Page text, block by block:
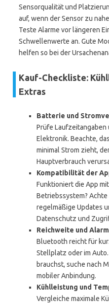
Sensorqualität und
auf, wenn der Sensor zu
Teste Alarme vor längeren
Schwellenwerte an. Gute
helfen so bei der
Kauf-Checkliste:
Extras
Batterie und
Prüfe Laufzeitangaben
Elektronik. Beachte,
minimal Strom zieht,
Hauptverbrauch
Kompatibilität der
Funktioniert die App
Betriebssystem?
regelmäßige Updates
Datenschutz und
Reichweite und
Bluetooth reicht für
Stellplatz oder im
brauchst, suche nach
mobiler Anbindung.
Kühlleistung und
Vergleiche maximale